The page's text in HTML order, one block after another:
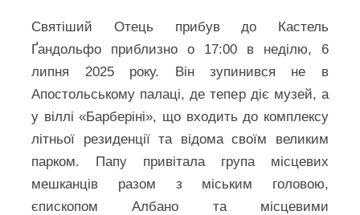
Святіший Отець прибув до Кастель
Ґандольфо приблизно о 17:00 в неділю, 6
липня 2025 року. Він зупинився не в
Апостольському палаці, де тепер діє музей, а
у віллі «Барберіні», що входить до комплексу
літньої резиденції та відома своїм великим
парком. Папу привітала група місцевих
мешканців разом з міським головою,
єпископом Албано та місцевими